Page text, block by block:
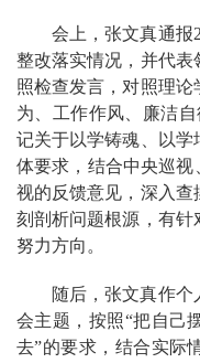
会上，张文真通报
整改落实情况，并代
照检查发言，对照理
为、工作作风、廉洁
记关于以学铸魂、以学
体要求，结合中央巡视
视的反馈意见，深入查
刻剖析问题根源，有针
努力方向。
随后，张文真作
会主题，按照“把自己
去”的要求，结合实际